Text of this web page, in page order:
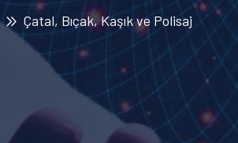
Çatal, Bıçak, Kaşık ve Polisaj